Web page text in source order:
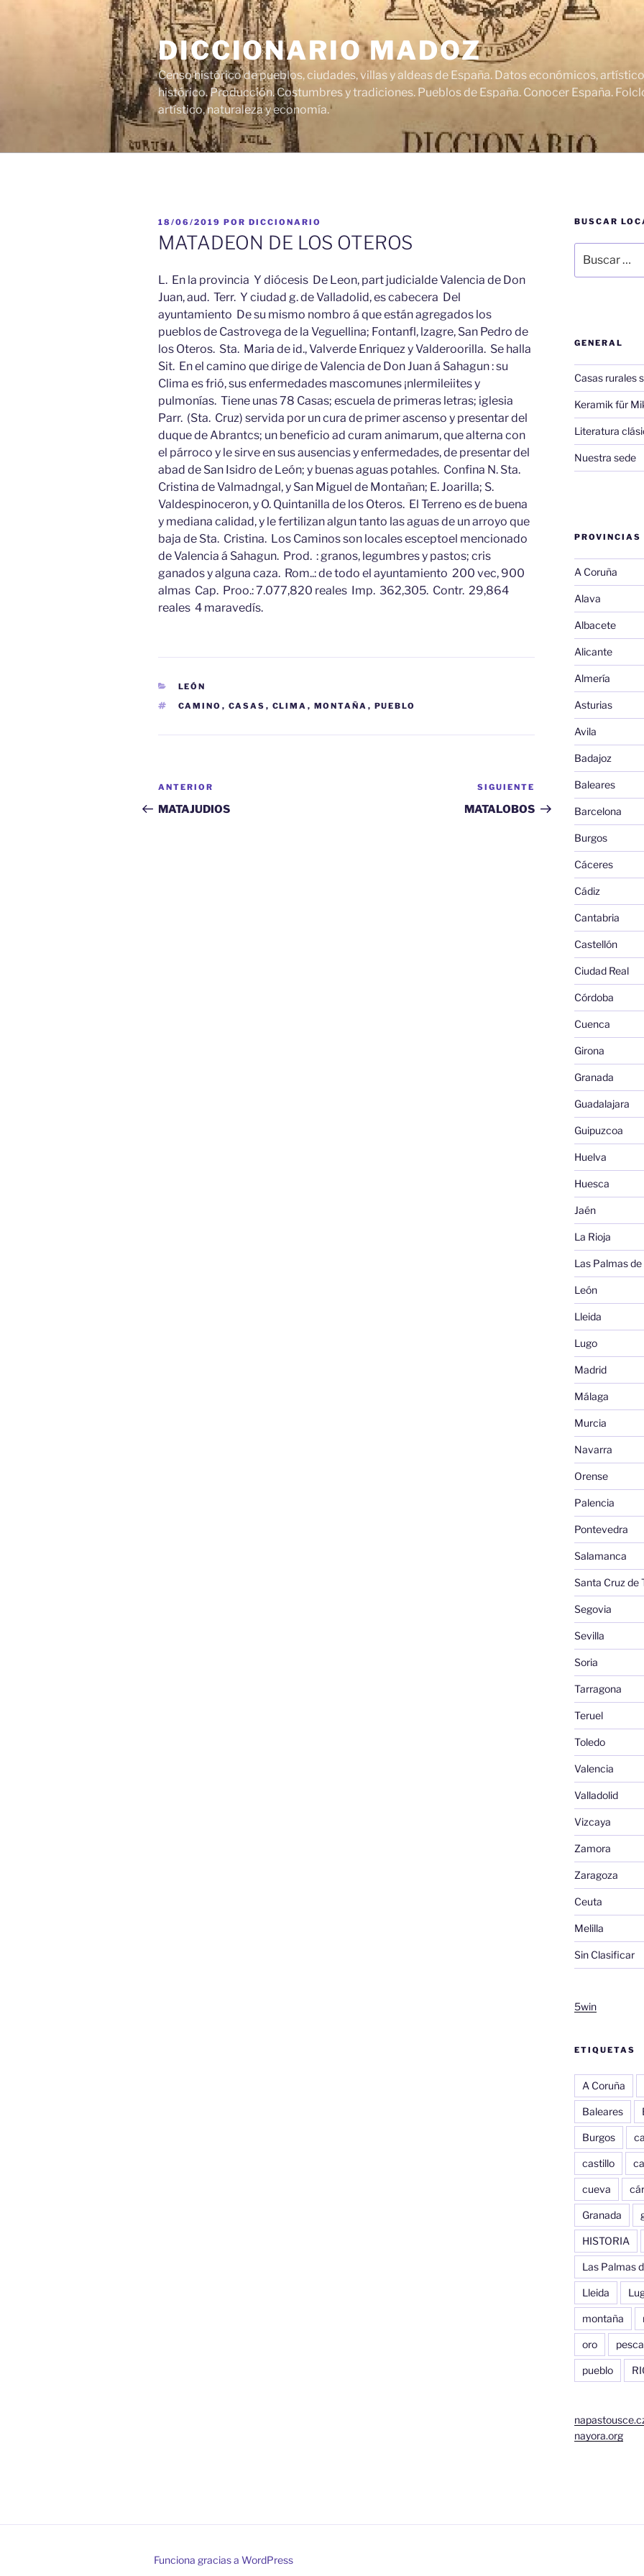
DICCIONARIO MADOZ
Censo histórico de pueblos, ciudades, villas y aldeas de España. Datos económicos,
histórico. Producción. Costumbres y tradiciones. Pueblos de España. Conocer España.
artístico, naturaleza y economía.
PUBLICADO
EL
18/06/2019 POR DICCIONARIO
MATADEON DE LOS OTEROS
L. En la provincia Y diócesis De Leon, part judicialde Valencia de Don
Juan, aud. Terr. Y ciudad g. de Valladolid, es cabecera Del
ayuntamiento De su mismo nombro á que están agregados los
pueblos de Castrovega de la Veguellina; Fontanfl, lzagre, San Pedro de
los Oteros. Sta. Maria de id., Valverde Enriquez y Valderoorilla. Se halla
Sit. En el camino que dirige de Valencia de Don Juan á Sahagun : su
Clima es frió, sus enfermedades mascomunes ¡nlermileiites y
pulmonías. Tiene unas 78 Casas; escuela de primeras letras; iglesia
Parr. (Sta. Cruz) servida por un cura de primer ascenso y presentar del
duque de Abrantcs; un beneficio ad curam animarum, que alterna con
el párroco y le sirve en sus ausencias y enfermedades, de presentar del
abad de San Isidro de León; y buenas aguas potahles. Confina N. Sta.
Cristina de Valmadngal, y San Miguel de Montañan; E. Joarilla; S.
Valdespinoceron, y O. Quintanilla de los Oteros. El Terreno es de buena
y mediana calidad, y le fertilizan algun tanto las aguas de un arroyo que
baja de Sta. Cristina. Los Caminos son locales esceptoel mencionado
de Valencia á Sahagun. Prod. : granos, legumbres y pastos; cris
ganados y alguna caza. Rom..: de todo el ayuntamiento 200 vec, 900
almas Cap. Proo.: 7.077,820 reales Imp. 362,305. Contr. 29,864
reales 4 maravedís.
CATEGORÍAS
LEÓN
ETIQUETAS
CAMINO , CASAS , CLIMA , MONTAÑA , PUEBLO
Navegación
de
Entrada
anterior:
ANTERIOR
MATAJUDIOS
Siguiente
entrada
SIGUIENTE
MATALOBOS
BUSCAR
por:
GENERAL
Casas rurales
Keramik für
Literatura
Nuestra sede
PROVINCIAS
A Coruña
Alava
Albacete
Alicante
Almería
Asturias
Avila
Badajoz
Baleares
Barcelona
Burgos
Cáceres
Cádiz
Cantabria
Castellón
Ciudad Real
Córdoba
Cuenca
Girona
Granada
Guadalajara
Guipuzcoa
Huelva
Huesca
Jaén
La Rioja
Las Palmas
León
Lleida
Lugo
Madrid
Málaga
Murcia
Navarra
Orense
Palencia
Pontevedra
Salamanca
Santa Cruz de
Segovia
Sevilla
Soria
Tarragona
Teruel
Toledo
Valencia
Valladolid
Vizcaya
Zamora
Zaragoza
Ceuta
Melilla
Sin Clasificar
5win
ETIQUETAS
A Coruña
Baleares
Burgos
castillo
cueva
Granada
HISTORIA
Las Palmas
Lleida
montaña
oro pesca
pueblo
nayora.org
Funciona gracias a WordPress